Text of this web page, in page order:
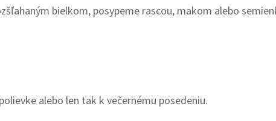
bielkom, posypeme rascou, makom alebo
alebo len tak k večernému posedeniu.